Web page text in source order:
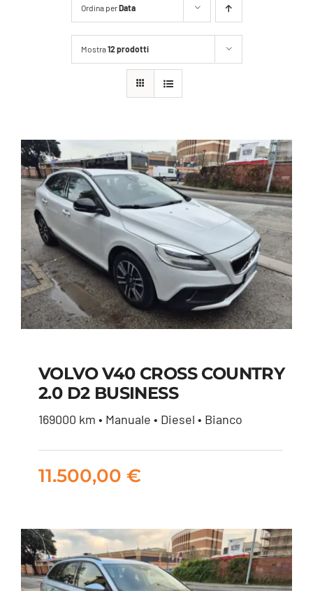
Ordina perData
Mostra12 prodotti
VOLVO V40 CROSS
COUNTRY 2.0 D2
BUSINESS
11.500,00
VOLVO V40 CROSS COUNTRY
2.0 D2 BUSINESS
169000 km • Manuale • Diesel • Bianco
11.500,00 €